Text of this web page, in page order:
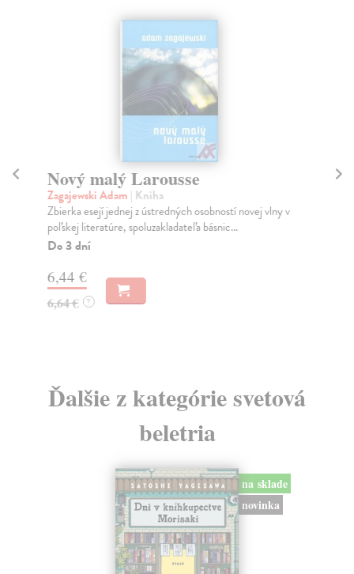
Nový malý Larousse
Zagajewski Adam | Kniha
Zbierka esejí jednej z ústredných osobností novej vlny v
poľskej literatúre, spoluzakladateľa básnic...
Do 3 dní
6,44 €
6,64 € ?
Ďalšie z kategórie svetová
beletria
na sklade
novinka